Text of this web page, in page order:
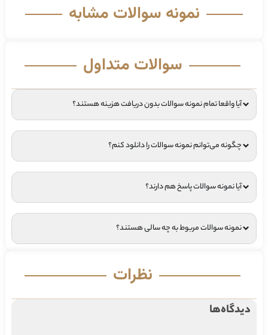
نمونه سوالات مشابه
سوالات متداول
آیا واقعا تمام نمونه سوالات بدون دریافت هزینه هستند؟
چگونه می‌توانم نمونه سوالات را دانلود کنم؟
آیا نمونه سوالات پاسخ هم دارند؟
نمونه سوالات مربوط به چه سالی هستند؟
نظرات
دیدگاه‌ها